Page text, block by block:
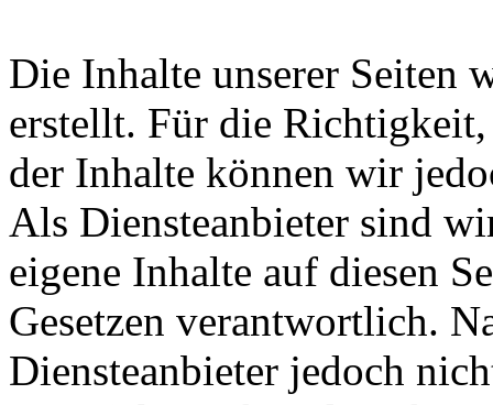
Die Inhalte unserer Seiten
erstellt. Für die
der Inhalte können wir
Als Diensteanbieter sind
eigene Inhalte auf diesen
Gesetzen verantwortlich.
Diensteanbieter jedoch